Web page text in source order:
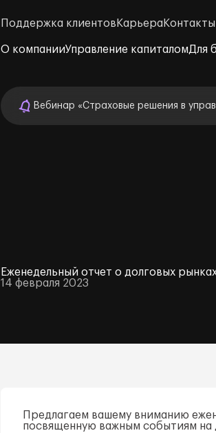
Поддержка клиентов Карьера Контакты
О компанииУправление капиталомДля
Вебинар «Страховые решения в
Еженедельный отчет о долговых
14 февраля 2023
Предлагаем вашему вниманию
посвященную важным событиям на